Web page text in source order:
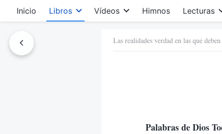
Inicio Libros Vídeos Himnos Lecturas
Las realidades verdad en las que
Palabras de Dios